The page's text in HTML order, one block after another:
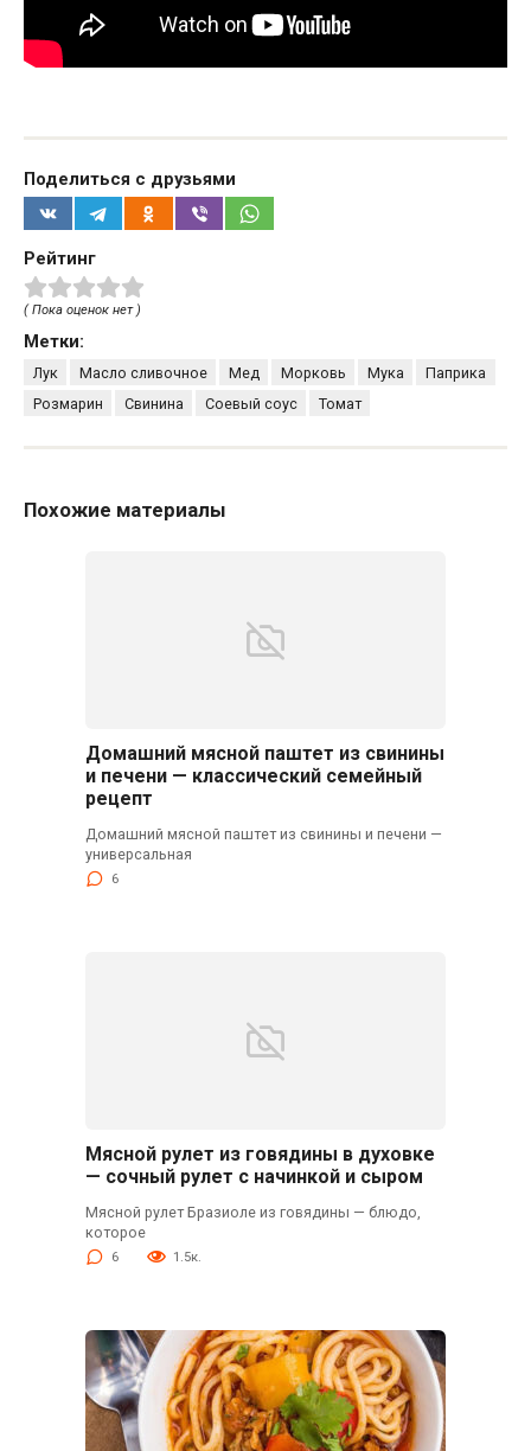
Поделиться с друзьями
Рейтинг
( Пока оценок нет )
Метки:
Лук Масло сливочное Мед Морковь Мука
Паприка
Розмарин
Свинина Соевый соус Томат
Похожие материалы
Домашний мясной паштет из свинины
и печени — классический семейный
рецепт
Домашний мясной паштет из свинины и печени —
универсальная
6
Мясной рулет из говядины в духовке
— сочный рулет с начинкой и сыром
Мясной рулет Бразиоле из говядины — блюдо,
которое
6 1.5к.